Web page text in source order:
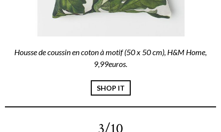
Housse de coussin en coton à motif (50 x 50 cm), H&M Home,
9,99euros.
SHOP IT